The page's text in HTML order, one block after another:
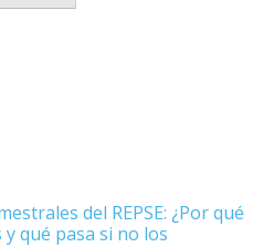
del REPSE: ¿Por qué
qué pasa si no los